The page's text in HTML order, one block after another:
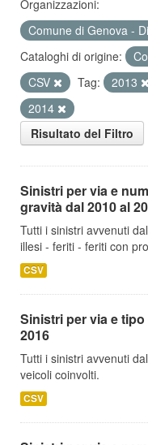
Organizzazioni:
Comune di Genova -
Cataloghi di origine:
CSV
Tag: 2013
2014
Risultato del Filtro
Sinistri per via e
gravità dal 2010 al
Tutti i sinistri avvenuti
illesi - feriti - feriti con
CSV
Sinistri per via e
2016
Tutti i sinistri avvenuti
veicoli coinvolti.
CSV